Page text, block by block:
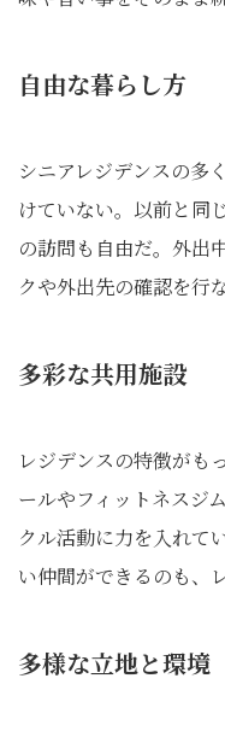
自由な暮らし方
シニアレジデンスの多
けていない。以前と同
の訪問も自由だ。外出
クや外出先の確認を行
多彩な共用施設
レジデンスの特徴がも
ールやフィットネスジ
クル活動に力を入れて
い仲間ができるのも、
多様な立地と環境